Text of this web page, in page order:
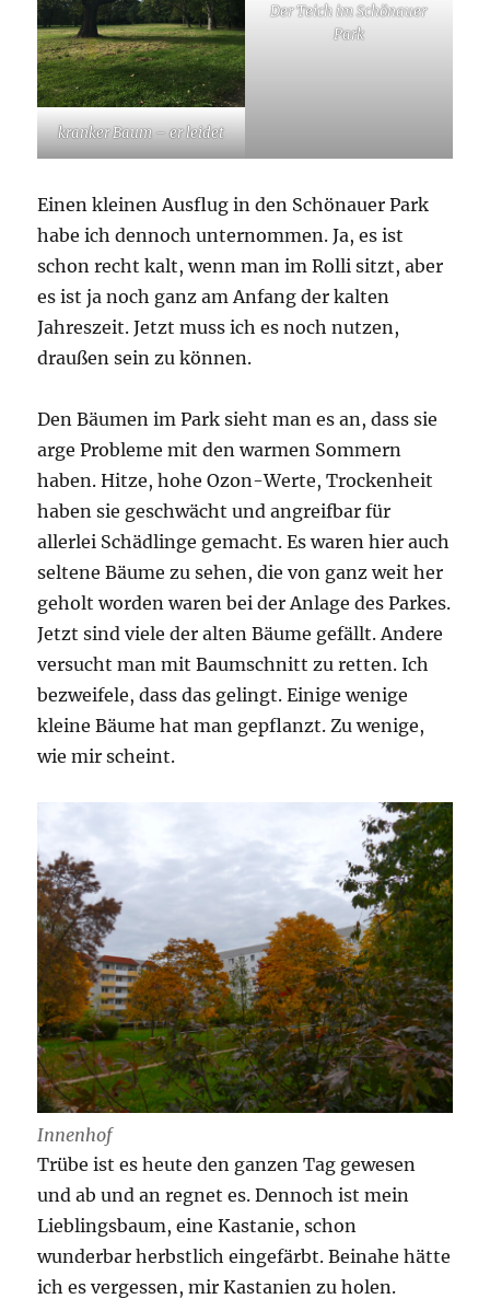
kranker Baum – er leidet
Der Teich im Schönauer
Park
Einen kleinen Ausflug in den Schönauer Park
habe ich dennoch unternommen. Ja, es ist
schon recht kalt, wenn man im Rolli sitzt, aber
es ist ja noch ganz am Anfang der kalten
Jahreszeit. Jetzt muss ich es noch nutzen,
draußen sein zu können.
Den Bäumen im Park sieht man es an, dass sie
arge Probleme mit den warmen Sommern
haben. Hitze, hohe Ozon-Werte, Trockenheit
haben sie geschwächt und angreifbar für
allerlei Schädlinge gemacht. Es waren hier auch
seltene Bäume zu sehen, die von ganz weit her
geholt worden waren bei der Anlage des Parkes.
Jetzt sind viele der alten Bäume gefällt. Andere
versucht man mit Baumschnitt zu retten. Ich
bezweifele, dass das gelingt. Einige wenige
kleine Bäume hat man gepflanzt. Zu wenige,
wie mir scheint.
Innenhof
Trübe ist es heute den ganzen Tag gewesen
und ab und an regnet es. Dennoch ist mein
Lieblingsbaum, eine Kastanie, schon
wunderbar herbstlich eingefärbt. Beinahe hätte
ich es vergessen, mir Kastanien zu holen.